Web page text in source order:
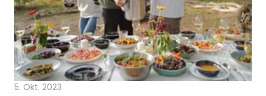
5. Okt. 2023